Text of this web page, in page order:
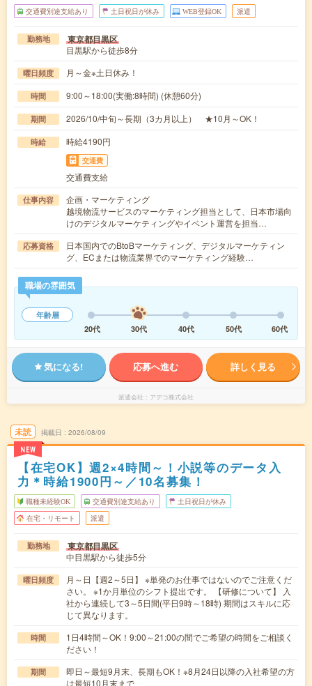
交通費別途支給あり 土日祝日が休み WEB登録OK 派遣
勤務地 東京都目黒区
目黒駅から徒歩8分
曜日頻度 月～金※土日休み！
時間 9:00～18:00(実働:8時間) (休憩60分)
期間 2026/10/中旬～長期（3カ月以上） ★10月～OK！
時給 時給4190円
交通費
交通費支給
仕事内容
企画・マーケティング
越境物流サービスのマーケティング担当として、日本市場向
けのデジタルマーケティングやイベント運営を担当…
応募資格
日本国内でのBtoBマーケティング、デジタルマーケティン
グ、ECまたは物流業界でのマーケティング経験…
職場の雰囲気
年齢層
20代
30代 40代 50代 60代
気になる! 応募へ進む 詳しく見る
派遣会社 アデコ株式会社
未読
NEW
掲載日 2026/08/09
【在宅OK】週2×4時間～！小説等のデータ入
力＊時給1900円～／10名募集！
職種未経験OK 交通費別途支給あり 土日祝日が休み
在宅・リモート 派遣
勤務地 東京都目黒区
中目黒駅から徒歩5分
曜日頻度
月～日【週2～5日】 ※単発のお仕事ではないのでご注意くだ
さい。 ※1か月単位のシフト提出です。 【研修について】 入
社から連続して3～5日間(平日9時～18時) 期間はスキルに応
じて異なります。
時間
1日4時間～OK！9:00～21:00の間でご希望の時間をご相談く
ださい！
期間
即日～最短9月末、長期もOK！※8月24日以降の入社希望の方
は最短10月末まで